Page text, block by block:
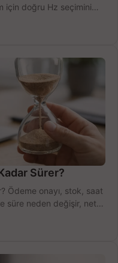
için doğru Hz seçimini
Sürer?
Ödeme onayı, stok, saat
süre neden değişir, net